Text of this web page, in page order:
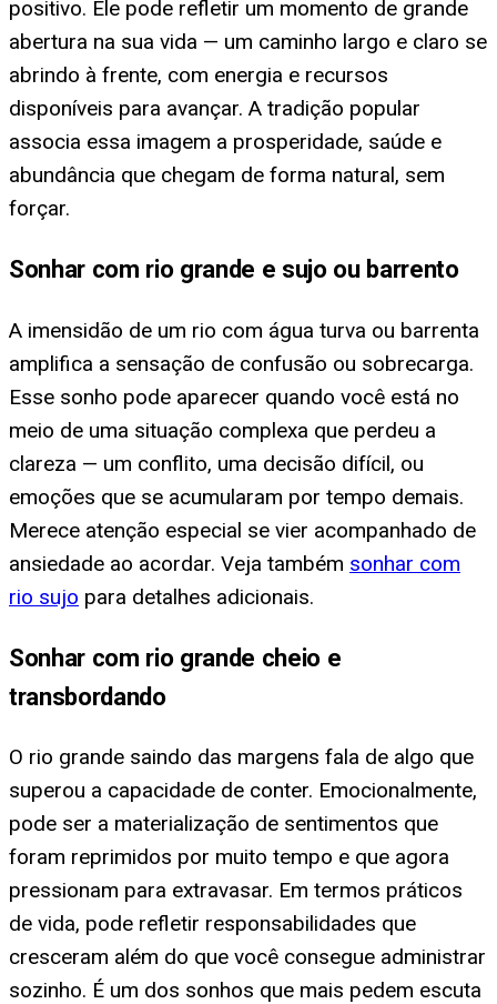
positivo. Ele pode refletir um momento de grande
abertura na sua vida — um caminho largo e claro se
abrindo à frente, com energia e recursos
disponíveis para avançar. A tradição popular
associa essa imagem a prosperidade, saúde e
abundância que chegam de forma natural, sem
forçar.
Sonhar com rio grande e sujo ou barrento
A imensidão de um rio com água turva ou barrenta
amplifica a sensação de confusão ou sobrecarga.
Esse sonho pode aparecer quando você está no
meio de uma situação complexa que perdeu a
clareza — um conflito, uma decisão difícil, ou
emoções que se acumularam por tempo demais.
Merece atenção especial se vier acompanhado de
ansiedade ao acordar. Veja também sonhar com
rio sujo para detalhes adicionais.
Sonhar com rio grande cheio e
transbordando
O rio grande saindo das margens fala de algo que
superou a capacidade de conter. Emocionalmente,
pode ser a materialização de sentimentos que
foram reprimidos por muito tempo e que agora
pressionam para extravasar. Em termos práticos
de vida, pode refletir responsabilidades que
cresceram além do que você consegue administrar
sozinho. É um dos sonhos que mais pedem escuta